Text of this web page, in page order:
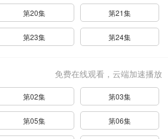
第20集 第21集
第23集 第24集
免费在线观看，云端加速播放
第02集 第03集
第05集 第06集